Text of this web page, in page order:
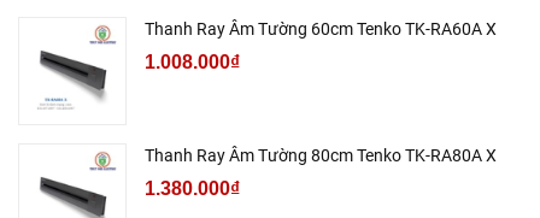
Thanh Ray Âm Tường 60cm Tenko TK-RA60A X
1.008.000₫
Thanh Ray Âm Tường 80cm Tenko TK-RA80A X
1.380.000₫